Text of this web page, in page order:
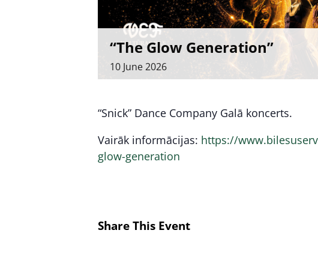
“The Glow Generation”
10 June2026
“Snick” Dance Company Galā koncerts.
Vairāk informācijas: https://
glow-generation
Share This Event